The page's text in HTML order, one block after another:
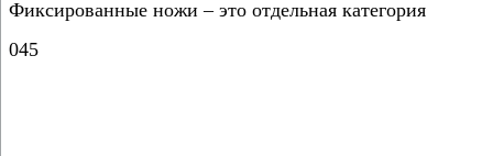
Фиксированные ножи – это отдельная категория
045